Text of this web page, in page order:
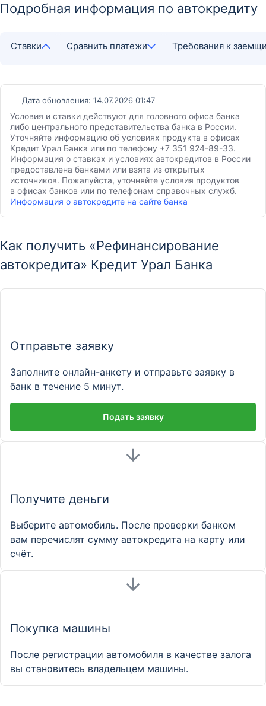
Подробная информация по автокредиту
Ставки Сравнить платежи Требования к
Дата обновления: 14.07.2026 01:47
Условия и ставки действуют для головного офиса банка
либо центрального представительства банка в России.
Уточняйте информацию об условиях продукта в офисах
Кредит Урал Банка или по телефону +7 351 924-89-33.
Информация о ставках и условиях автокредитов в России
предоставлена банками или взята из открытых
источников. Пожалуйста, уточняйте условия продуктов
в офисах банков или по телефонам справочных служб.
Информация о автокредите на сайте банка
Как получить «Рефинансирование
автокредита» Кредит Урал Банка
Отправьте заявку
Заполните онлайн-анкету и отправьте заявку в
банк в течение 5 минут.
Подать заявку
Получите деньги
Выберите автомобиль. После проверки банком
вам перечислят сумму автокредита на карту или
счёт.
Покупка машины
После регистрации автомобиля в качестве залога
вы становитесь владельцем машины.